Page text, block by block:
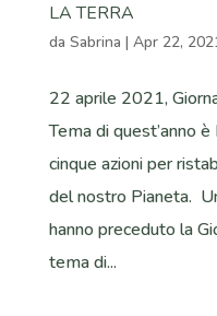
LA TERRA
da Sabrina | Apr 22,
22 aprile 2021,
Tema di quest’anno
cinque azioni per
del nostro Pianeta.
hanno preceduto la
tema di...